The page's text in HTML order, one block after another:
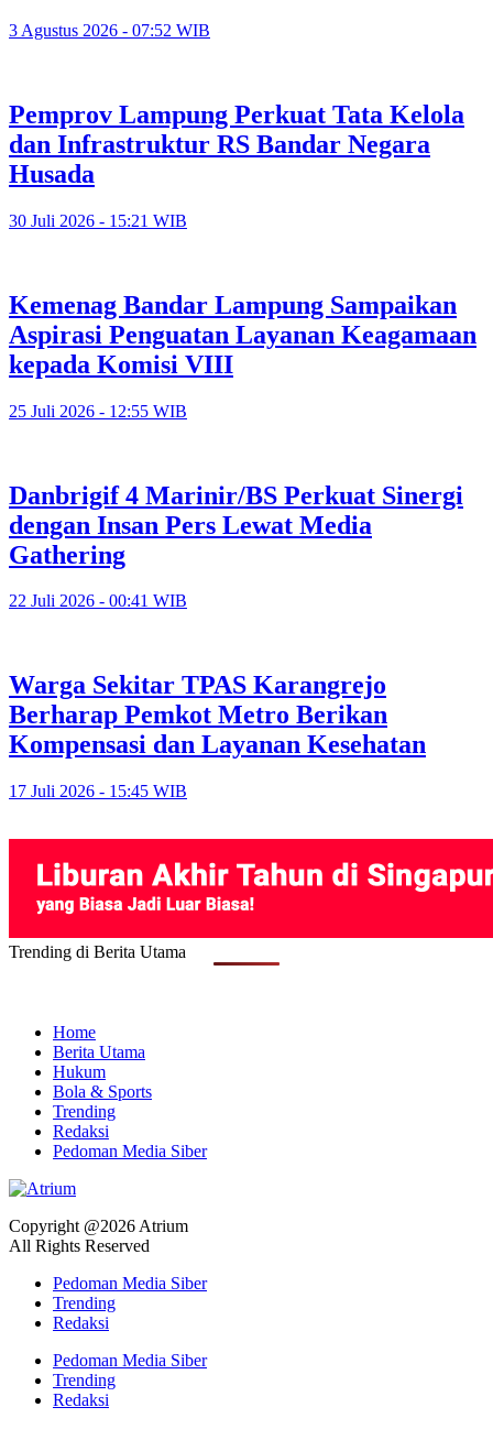
3 Agustus 2026 - 07:52 WIB
Pemprov Lampung Perkuat Tata Kelola
dan Infrastruktur RS Bandar Negara
Husada
30 Juli 2026 - 15:21 WIB
Kemenag Bandar Lampung Sampaikan
Aspirasi Penguatan Layanan Keagamaan
kepada Komisi VIII
25 Juli 2026 - 12:55 WIB
Danbrigif 4 Marinir/BS Perkuat Sinergi
dengan Insan Pers Lewat Media
Gathering
22 Juli 2026 - 00:41 WIB
Warga Sekitar TPAS Karangrejo
Berharap Pemkot Metro Berikan
Kompensasi dan Layanan Kesehatan
17 Juli 2026 - 15:45 WIB
Trending di Berita Utama
Home
Berita Utama
Hukum
Bola & Sports
Trending
Redaksi
Pedoman Media Siber
Copyright @2026 Atrium
All Rights Reserved
Pedoman Media Siber
Trending
Redaksi
Pedoman Media Siber
Trending
Redaksi